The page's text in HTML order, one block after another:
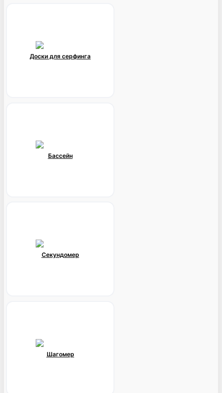
Доски для серфинга
Бассейн
Секундомер
Шагомер